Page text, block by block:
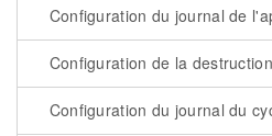
Configuration du journal de
Configuration de la destruction
Configuration du journal du